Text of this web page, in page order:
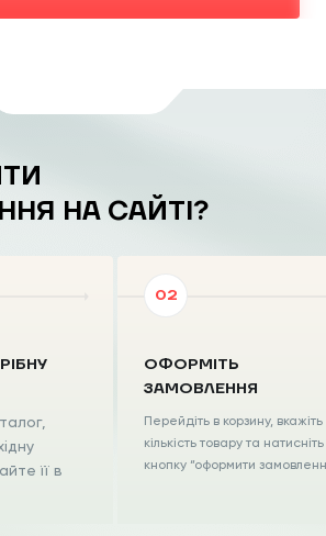
НА САЙТІ?
її в
ОФОРМІТЬ
ЗАМОВЛЕННЯ
Перейдіть в корзину, вкажіть
кількість товару та натисніть
кнопку “оформити